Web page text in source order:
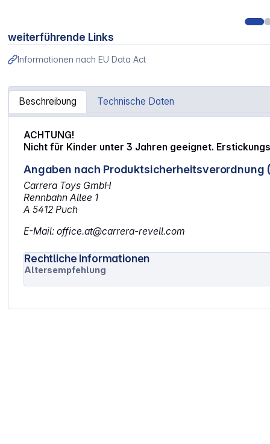
weiterführende Links
Informationen nach EU Data Act
Beschreibung Technische Daten
Artikelinformationen "Carrera GO!!! Disney Pixar Cars
ACHTUNG!
Nicht für Kinder unter 3 Jahren geeignet.
Angaben nach Produktsicherheitsverordnung
Carrera Toys GmbH
Rennbahn Allee 1
A 5412 Puch
E-Mail: office.at@carrera-revell.com
Rechtliche Informationen
Altersempfehlung